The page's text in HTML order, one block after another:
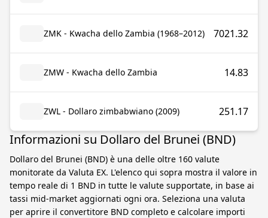
ZMK - Kwacha dello Zambia (1968–2012) 7021.32
ZMW - Kwacha dello Zambia 14.83
ZWL - Dollaro zimbabwiano (2009) 251.17
Informazioni su Dollaro del Brunei (BND)
Dollaro del Brunei (BND) è una delle oltre 160 valute
monitorate da Valuta EX. L'elenco qui sopra mostra il valore in
tempo reale di 1 BND in tutte le valute supportate, in base ai
tassi mid-market aggiornati ogni ora. Seleziona una valuta
per aprire il convertitore BND completo e calcolare importi